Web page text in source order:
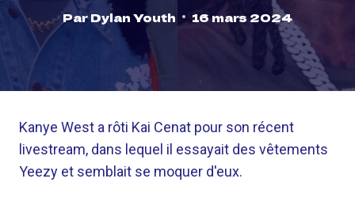
ParDylan Youth 16 mars 2024
Kanye West a rôti Kai Cenat pour son récent
livestream, dans lequel il essayait des vêtements
Yeezy et semblait se moquer d'eux.